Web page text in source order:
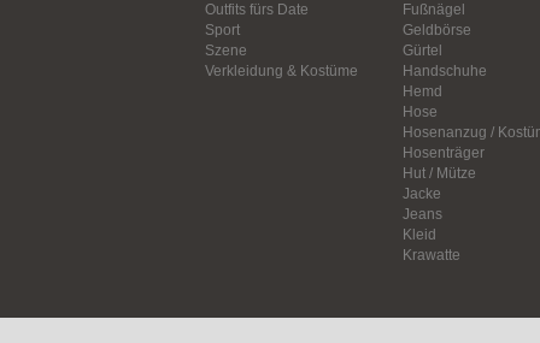
Outfits fürs Date
Sport
Szene
Verkleidung & Kostüme
Fußnägel
Geldbörse
Gürtel
Handschuhe
Hemd
Hose
Hosenanzug /
Hosenträger
Hut / Mütze
Jacke
Jeans
Kleid
Krawatte